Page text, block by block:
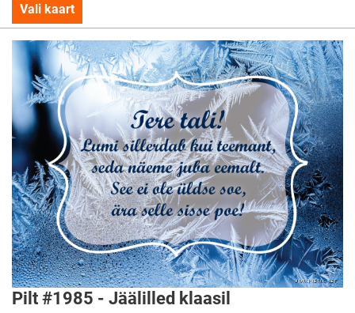
Vali kaart
Pilt #1985 - Jäälilled klaasil